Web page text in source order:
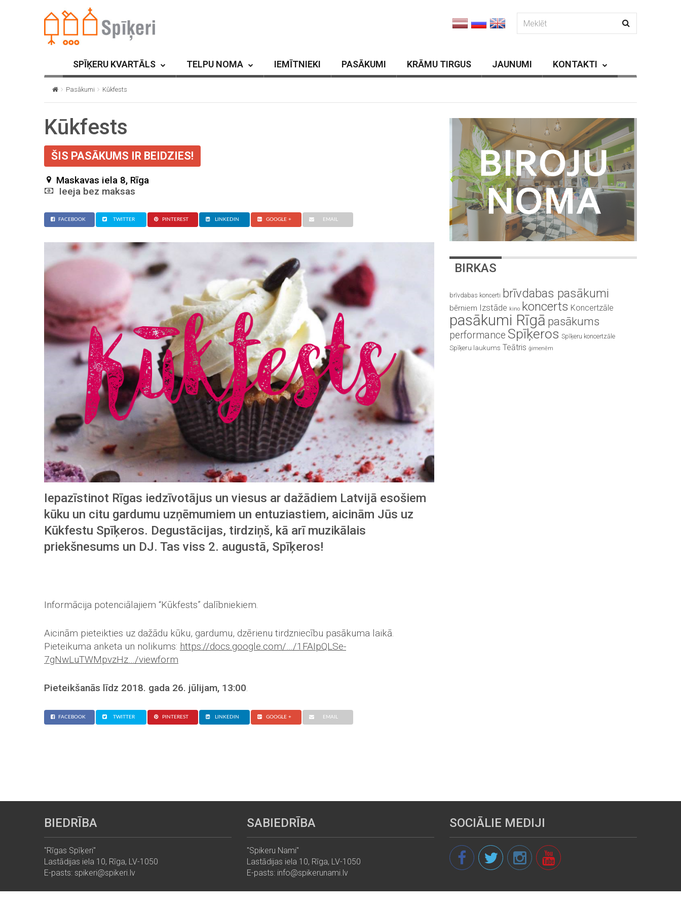
SPĪĶERU KVARTĀLS TELPU NOMA IEMĪTNIEKI PASĀKUMI KRĀMU TIRGUS JAUNUMI KONTAKTI
Pasākumi Kūkfests
Kūkfests
ŠIS PASĀKUMS IR BEIDZIES!
Maskavas iela 8, Rīga
Ieeja bez maksas
FACEBOOK TWITTER PINTEREST LINKEDIN GOOGLE + EMAIL
Iepazīstinot Rīgas iedzīvotājus un viesus ar dažādiem Latvijā esošiem
kūku un citu gardumu uzņēmumiem un entuziastiem, aicinām Jūs uz
Kūkfestu Spīķeros. Degustācijas, tirdziņš, kā arī muzikālais
priekšnesums un DJ. Tas viss 2. augustā, Spīķeros!
Informācija potenciālajiem “Kūkfests” dalībniekiem.
Aicinām pieteikties uz dažādu kūku, gardumu, dzērienu tirdzniecību pasākuma laikā.
Pieteikuma anketa un nolikums: https://docs.google.com/…/1FAIpQLSe-
7gNwLuTWMpvzHz…/viewform
Pieteikšanās līdz 2018. gada 26. jūlijam, 13:00.
FACEBOOK TWITTER PINTEREST LINKEDIN GOOGLE + EMAIL
BIRKAS
brīvdabas koncerti brīvdabas pasākumi
bērniem Izstāde kino koncerts Koncertzāle
pasākumi Rīgā pasākums
performance Spīķeros Spīķeru koncertzāle
Spīķeru laukums Teātris ģimenēm
BIEDRĪBA
"Rīgas Spīķeri"
Lastādijas iela 10, Rīga, LV-1050
E-pasts: spikeri@spikeri.lv
SABIEDRĪBA
"Spikeru Nami"
Lastādijas iela 10, Rīga, LV-1050
E-pasts: info@spikerunami.lv
SOCIĀLIE MEDIJI